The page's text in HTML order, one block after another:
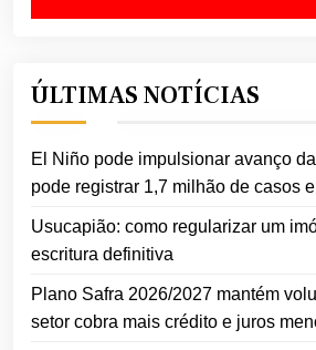
ÚLTIMAS NOTÍCIAS
El Niño pode impulsionar avanço
pode registrar 1,7 milhão de casos
Usucapião: como regularizar um
escritura definitiva
Plano Safra 2026/2027 mantém
setor cobra mais crédito e juros